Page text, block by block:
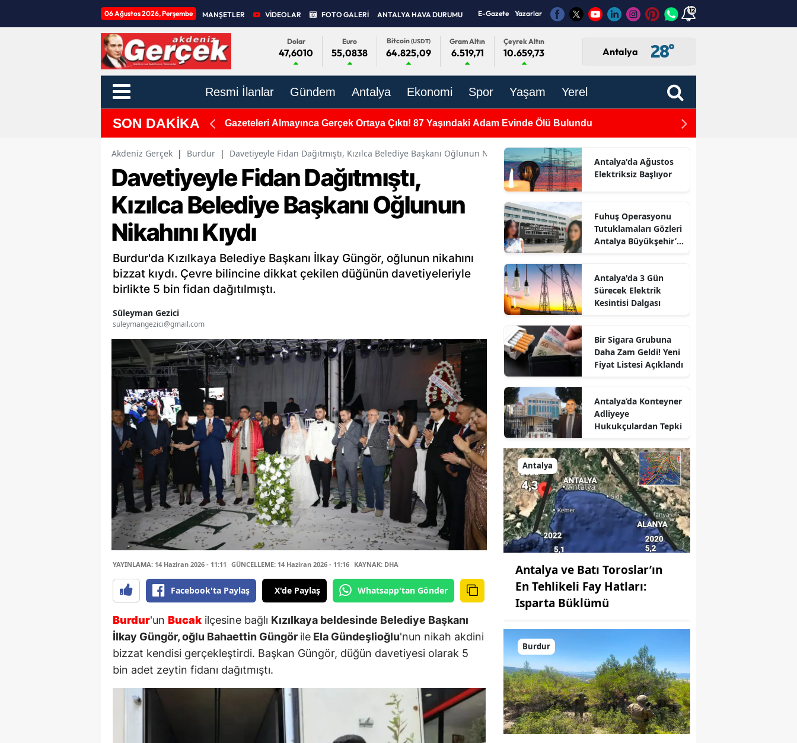
06 Ağustos 2026, Perşembe MANŞETLER VİDEOLAR FOTO GALERİ ANTALYA HAVA DURUMU E-Gazete Yazarlar 12
Dolar
47,6010
Euro
55,0838
Bitcoin(USDT)
64.825,09
Gram Altın
6.519,71
Çeyrek Altın
10.659,73 Antalya 28°
Resmi İlanlar Gündem Antalya Ekonomi Spor Yaşam Yerel
SON DAKİKA
Sağanakla Serinleyecek: İlçe İlçe Hava Gazeteleri Almayınca Gerçek Ortaya Çıktı! 87 Yaşındaki Adam Evinde Ölü Bulundu Demre ve Finike’de Gıda
Akdeniz Gerçek | Burdur | Davetiyeyle Fidan Dağıtmıştı, Kızılca Belediye Başkanı Oğlunun Nikahını Kıydı
Davetiyeyle Fidan Dağıtmıştı,
Kızılca Belediye Başkanı Oğlunun
Nikahını Kıydı
Burdur'da Kızılkaya Belediye Başkanı İlkay Güngör, oğlunun nikahını
bizzat kıydı. Çevre bilincine dikkat çekilen düğünün davetiyeleriyle
birlikte 5 bin fidan dağıtılmıştı.
Süleyman Gezici
suleymangezici@gmail.com
YAYINLAMA: 14 Haziran 2026 - 11:11 GÜNCELLEME: 14 Haziran 2026 - 11:16 KAYNAK: DHA
Facebook'ta Paylaş X'de Paylaş Whatsapp'tan Gönder
Burdur'un Bucak ilçesine bağlı Kızılkaya beldesinde Belediye Başkanı
İlkay Güngör, oğlu Bahaettin Güngör ile Ela Gündeşlioğlu'nun nikah akdini
bizzat kendisi gerçekleştirdi. Başkan Güngör, düğün davetiyesi olarak 5
bin adet zeytin fidanı dağıtmıştı.
Antalya'da Ağustos
Elektriksiz Başlıyor
Fuhuş Operasyonu
Tutuklamaları Gözleri
Antalya Büyükşehir’e
Antalya'da 3 Gün
Sürecek Elektrik
Kesintisi Dalgası
Bir Sigara Grubuna
Daha Zam Geldi! Yeni
Fiyat Listesi Açıklandı
Antalya’da Konteyner
Adliyeye
Hukukçulardan Tepki
Antalya
Antalya ve Batı Toroslar’ın
En Tehlikeli Fay Hatları:
Isparta Büklümü
Burdur